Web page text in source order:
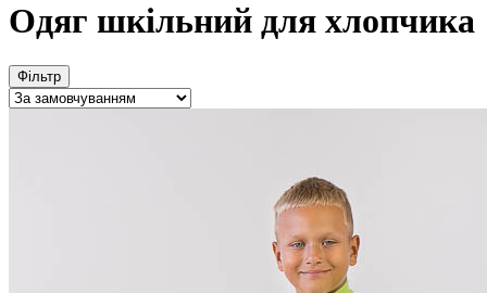
Одяг шкільний для хлопчика
Фільтр